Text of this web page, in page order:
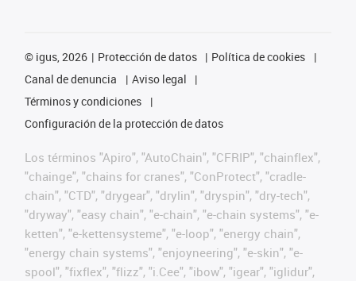
© igus, 2026 Protección de datos
Política de cookies
Canal de denuncia
Aviso legal
Términos y condiciones
Configuración de la protección de datos
Los términos "Apiro", "AutoChain", "CFRIP", "chainflex",
"chainge", "chains for cranes", "ConProtect", "cradle-
chain", "CTD", "drygear", "drylin", "dryspin", "dry-tech",
"dryway", "easy chain", "e-chain", "e-chain systems", "e-
ketten", "e-kettensysteme", "e-loop", "energy chain",
"energy chain systems", "enjoyneering", "e-skin", "e-
spool", "fixflex", "flizz", "i.Cee", "ibow", "igear", "iglidur",